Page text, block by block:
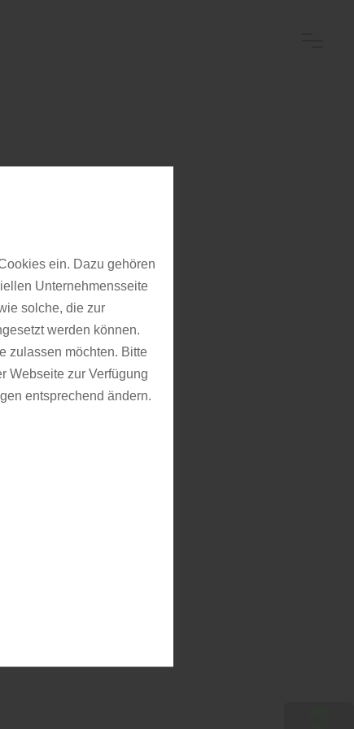
Die
ein. Dazu gehören
Unternehmensseite
solche, die zur
werden können.
zulassen möchten. Bitte
Webseite zur Verfügung
entsprechend ändern.